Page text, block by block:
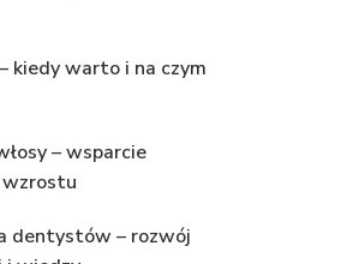
kiedy warto i na czym
– wsparcie
dentystów – rozwój